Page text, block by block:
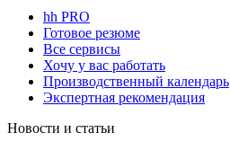
hh PRO
Готовое резюме
Все сервисы
Хочу у вас работать
Производственный календарь
Экспертная рекомендация
Новости и статьи